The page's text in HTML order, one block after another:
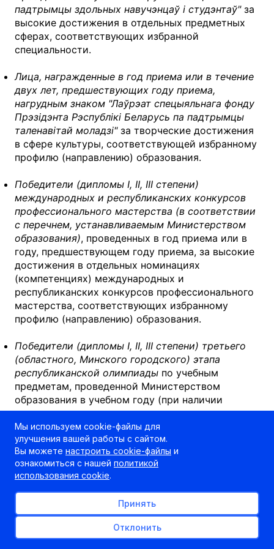
падтрымцы здольных навучэнцаў i студэнтаў"за
высокие достижения в отдельных предметных
сферах, соответствующих избранной
специальности.
Лица, награжденные в год приема или в течение
двух лет, предшествующих году приема,
нагрудным знаком "Лаўрэат спецыяльнага фонду
Прэзiдэнта Рэспублiкi Беларусь па падтрымцы
таленавiтай моладзi"за творческие достижения
в сфере культуры, соответствующей избранному
профилю (направлению) образования.
Победители (дипломы I, II, III степени)
международных и республиканских конкурсов
профессионального мастерства (в соответствии
с перечнем, устанавливаемым Министерством
образования), проведенных в год приема или в
году, предшествующем году приема, за высокие
достижения в отдельных номинациях
(компетенциях) международных и
республиканских конкурсов профессионального
мастерства, соответствующих избранному
профилю (направлению) образования.
Победители (дипломы I, II, III степени) третьего
(областного, Минского городского) этапа
республиканской олимпиады по учебным
предметам, проведенной Министерством
образования в учебном году (при наличии
рекомендации педагогического совета
учреждения образования, которое они
окончили), при поступлении на педагогические
специальности, перечень которых
устанавливается Министерством образования и
для которых данный учебный предмет определен
предметом профильного испытания.
Победители (дипломы I, II, III степени)
университетских олимпиад(в соответствии с
Мы используем cookie-файлы для
улучшения вашей работы с сайтом.
Вы можете настроить cookie-файлы и
ознакомиться с нашей политикой
использования cookie.
Принять
Отклонить